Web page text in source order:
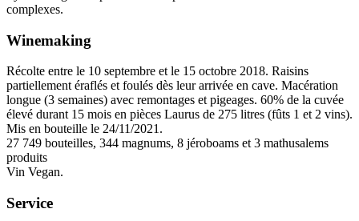
complexes.
Winemaking
Récolte entre le 10 septembre et le 15 octobre 2018. Raisins
partiellement éraflés et foulés dès leur arrivée en cave. Macération
longue (3 semaines) avec remontages et pigeages. 60% de la cuvée
élevé durant 15 mois en pièces Laurus de 275 litres (fûts 1 et 2 vins).
Mis en bouteille le 24/11/2021.
27 749 bouteilles, 344 magnums, 8 jéroboams et 3 mathusalems
produits
Vin Vegan.
Service